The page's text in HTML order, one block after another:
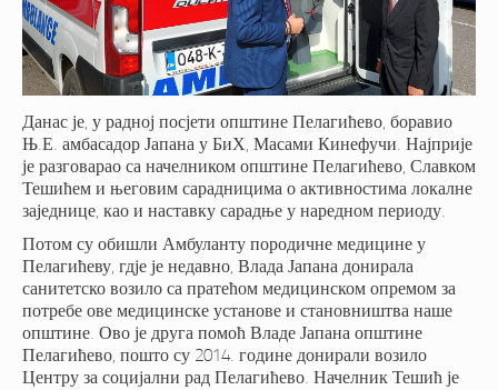
Данас је, у радној посјети општине Пелагићево, боравио
Њ.Е. амбасадор Јапана у БиХ, Масами Кинефучи. Најприје
је разговарао са начелником општине Пелагићево, Славком
Тешићем и његовим сарадницима о активностима локалне
заједнице, као и наставку сарадње у наредном периоду.
Потом су обишли Амбуланту породичне медицине у
Пелагићеву, гдје је недавно, Влада Јапана донирала
санитетско возило са пратећом медицинском опремом за
потребе ове медицинске установе и становништва наше
општине. Ово је друга помоћ Владе Јапана општине
Пелагићево, пошто су 2014. године донирали возило
Центру за социјални рад Пелагићево. Начелник Тешић је